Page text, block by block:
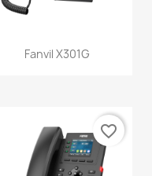
Fanvil X301G
favorite_border